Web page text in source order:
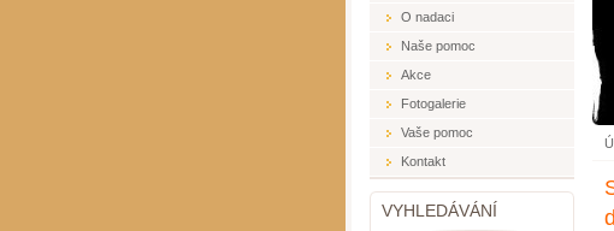
O nadaci
Naše pomoc
Akce
Fotogalerie
Vaše pomoc
Kontakt
VYHLEDÁVÁNÍ